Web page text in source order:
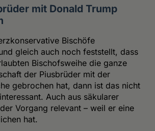
mit Donald Trump
Bischöfe
gleich auch noch feststellt, dass
Bischofsweihe die ganze
der Piusbrüder mit der
gebrochen hat, dann ist das nicht
Auch aus säkularer
Vorgang relevant – weil er eine
hat.